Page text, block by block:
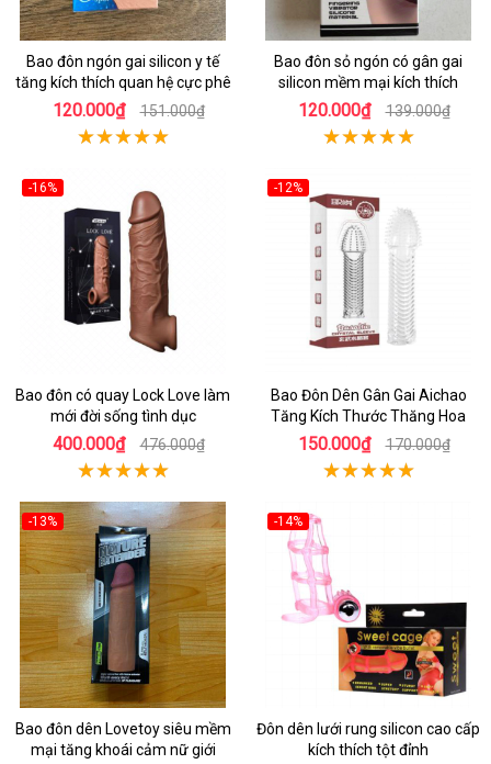
Bao đôn ngón gai silicon y tế
tăng kích thích quan hệ cực phê
120.000₫ 151.000₫
Bao đôn sỏ ngón có gân gai
silicon mềm mại kích thích
120.000₫ 139.000₫
-16%
Bao đôn có quay Lock Love làm
mới đời sống tình dục
400.000₫ 476.000₫
-12%
Bao Đôn Dên Gân Gai Aichao
Tăng Kích Thước Thăng Hoa
150.000₫ 170.000₫
-13%
Bao đôn dên Lovetoy siêu mềm
mại tăng khoái cảm nữ giới
-14%
Đôn dên lưới rung silicon cao cấp
kích thích tột đỉnh